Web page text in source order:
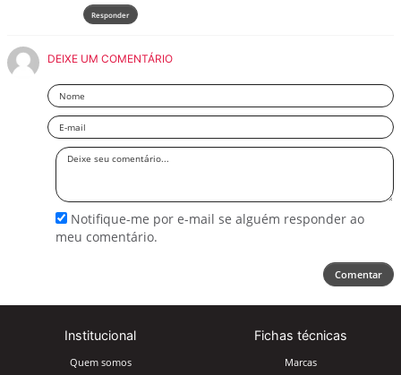
Responder
DEIXE UM COMENTÁRIO
Nome
Email
Deixe
comentário
Notifique-me por e-mail se alguém responder ao
meu comentário.
Comentar
Institucional
Quem somos
Fichas técnicas
Marcas